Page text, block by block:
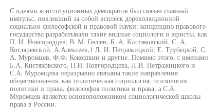
С идеями конституционных демократов был связан главный
импульс, повлекший за собой всплеск дореволюционной
социально-философской и правовой науки: концепцию правового
государства разрабатывали такие видные социологи и юристы, как
П. И. Новгородцев, В. М. Гессен, Б. А. Кистяковский, С. А.
Котляревский, А.Алексеев,1 Л. И. Петражицкий, Е. Трубецкой, С.
А. Муромцев, Ф.Ф. Кокошкин и другие. Помимо этого, с именами
Б.А. Кистяковского, П.И. Новгородцева, Л.И. Петражицкого и
С.А. Муромцева неразрывно связаны такие направления
обществознания, как политическая социология, психология
политики и права, философия политики и права, а С.А.
Муромцев является основоположником социологической школы
права в России.